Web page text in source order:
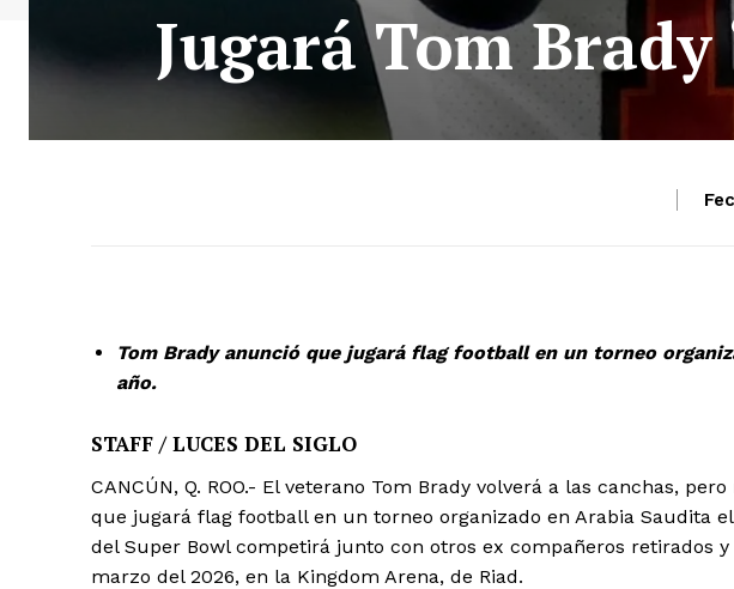
Jugará Tom Brady
Tom Brady anunció que jugará flag football en un torneo
año.
STAFF / LUCES DEL SIGLO
CANCÚN, Q. ROO.- El veterano Tom Brady volverá a las canchas,
que jugará flag football en un torneo organizado en Arabia Saudita
del Super Bowl competirá junto con otros ex compañeros retirados
marzo del 2026, en la Kingdom Arena, de Riad.